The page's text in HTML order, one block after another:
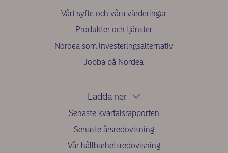
Vårt syfte och våra värderingar
Produkter och tjänster
Nordea som investeringsalternativ
Jobba på Nordea
Ladda ner
Senaste kvartalsrapporten
Senaste årsredovisning
Vår hållbarhetsredovisning